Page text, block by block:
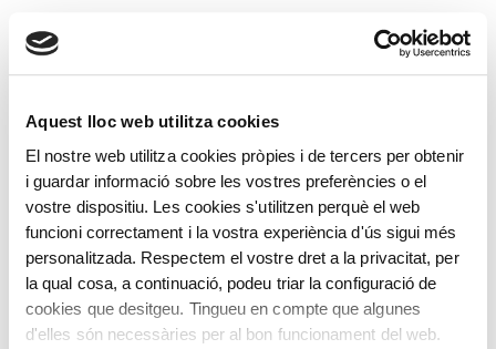
Aquest lloc web utilitza cookies
El nostre web utilitza cookies pròpies i de tercers per obtenir
i guardar informació sobre les vostres preferències o el
vostre dispositiu. Les cookies s'utilitzen perquè el web
funcioni correctament i la vostra experiència d'ús sigui més
personalitzada. Respectem el vostre dret a la privacitat, per
la qual cosa, a continuació, podeu triar la configuració de
cookies que desitgeu. Tingueu en compte que algunes
d'elles són necessàries per al bon funcionament del web.
Menú
Política de cookies
Política de privacitat
©️ Comissió Tàpies, VEGAP, Andorra, 2020